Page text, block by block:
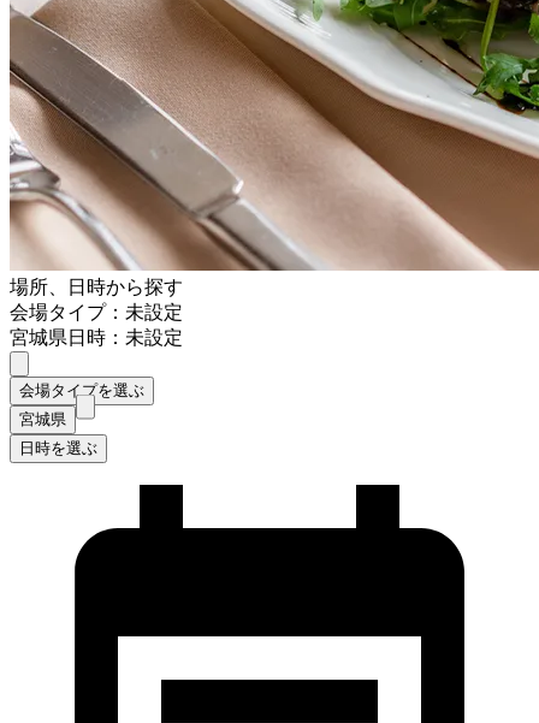
場所、日時から探す
会場タイプ：未設定
宮城県日時：未設定
会場タイプを選ぶ
宮城県
日時を選ぶ